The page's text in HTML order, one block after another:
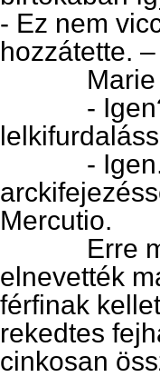
- Ez nem
hozzátette.
Marie
- Igen? –
- Igen. –
Mercutio.
Erre már
elnevették
férfinak
rekedtes
cinkosan